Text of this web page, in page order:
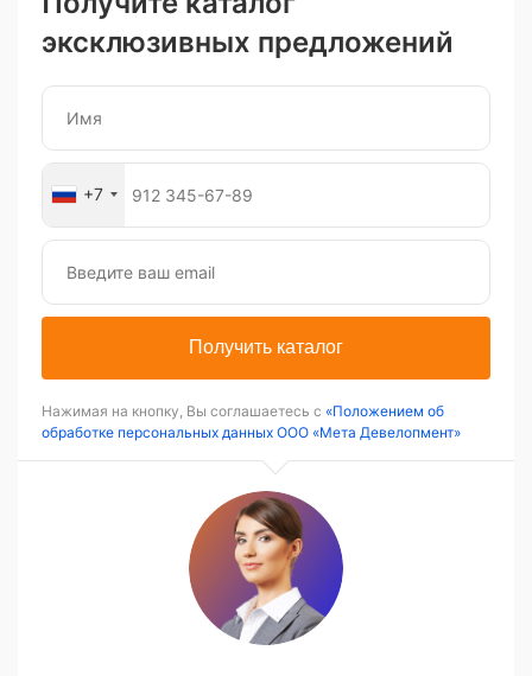
эксклюзивных предложений
+7
Получить каталог
Нажимая на кнопку, Вы соглашаетесь с «Положением об
обработке персональных данных ООО «Мета Девелопмент»